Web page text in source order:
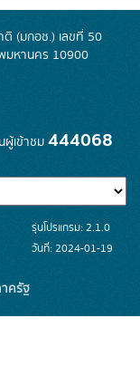
ติ (มกอช.) เลขที่ 50
มหานคร 10900
ผู้เข้าชม 444068
ครัฐ
รุ่นโปรแกรม: 2.1.0
วันที่: 2024-01-19